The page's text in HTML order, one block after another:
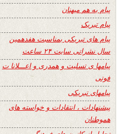
پیام به هم میهنان
پیام تبریک
پیام های تبریکی بمناسبت هفدهمین
سال نشراتی سایت ۲۴ ساعت
پیامها ی تسلیت و همدری و اعـــلانا ت
فوتی
پیامهای تبریکی
پیشنهادات ، انتقادات و خواسته های
هموطنان